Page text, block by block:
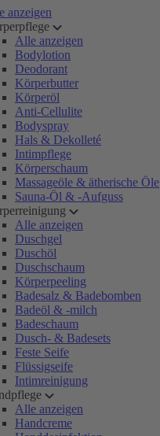
anzeigen
Alle anzeigen
Bodylotion
Deodorant
Körperbutter
Körperöl
Anti-Cellulite
Bodyspray
Hals & Dekolleté
Intimpflege
Körperschaum
Massageöle & ätherische Öle
Sauna-Öl & -Aufguss
Alle anzeigen
Duschgel
Duschöl
Duschschaum
Körperpeeling
Badesalz & Badebomben
Badeöl & -milch
Badeschaum
Dusch- & Badesets
Feste Seife
Flüssigseife
Intimreinigung
Alle anzeigen
Handcreme